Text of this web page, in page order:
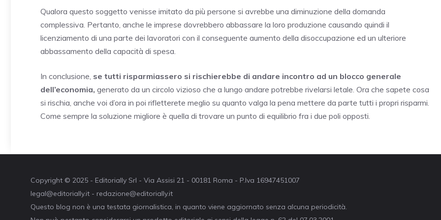
Qualora questo soggetto venisse imitato da più persone si avrebbe una diminuzione della domanda
complessiva. Pertanto, anche le imprese dovrebbero abbassare la loro produzione causando quindi il
licenziamento di una parte dei lavoratori con il conseguente aumento della disoccupazione ed un ulteriore
abbassamento della capacità di spesa.
In conclusione, se tutti risparmiassero si rischierebbe di andare incontro ad un blocco generale
dell’economia, generato da un circolo vizioso che a lungo andare potrebbe rivelarsi letale. Ora che sapete cosa
si rischia, anche voi d’ora in poi rifletterete meglio su quanto valga la pena mettere da parte tutti i propri risparmi.
Come sempre la soluzione migliore è quella di trovare un punto di equilibrio fra i due poli opposti.
Copyright © 2025 - Editorially Srl - Via Assisi 21 - 00181 Roma - P.Iva 16947451007
legal@editorially.it - redazione@editorially.it
Questo blog non è una testata giornalistica, in quanto viene aggiornato senza alcuna periodicità.